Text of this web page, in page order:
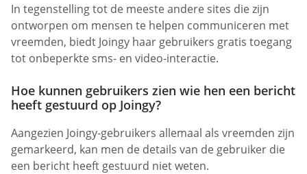
In tegenstelling tot de meeste andere sites die zijn
ontworpen om mensen te helpen communiceren met
vreemden, biedt Joingy haar gebruikers gratis toegang
tot onbeperkte sms- en video-interactie.
Hoe kunnen gebruikers zien wie hen een bericht
heeft gestuurd op Joingy?
Aangezien Joingy-gebruikers allemaal als vreemden zijn
gemarkeerd, kan men de details van de gebruiker die
een bericht heeft gestuurd niet weten.